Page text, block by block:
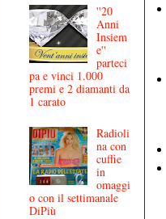
''20
Anni
Insiem
e''
parteci
pa e vinci 1.000
premi e 2 diamanti da
1 carato
Radioli
na con
cuffie
in
omaggi
o con il settimanale
DiPiù